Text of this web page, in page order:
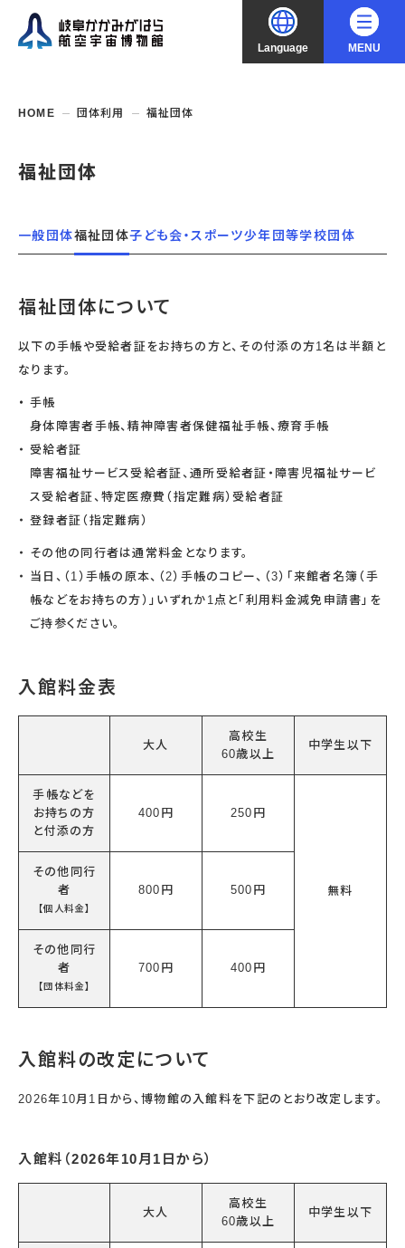
Language
中文（繁體字）
한국어
MENU
入館料
フロアガイド
開催中・開催予定の企画展
その他の展示
シアタールーム上映
操縦シミュレーション体験
教室・講座・講演
搭乗体験
ガイドツアー
イベントカレンダー
予約申し込み
これまでのイベント
博物館としての取組み
資料の収集・受贈
収蔵品検索
資料の貸出
地域との連携
レンタルそらはく
空宙博ボランティア
博物館実習
団体利用
一般団体
福祉団体
子ども会・スポーツ少年団等
学校団体
学校・教育関係
学校・教育関係の方へ
遠足・社会見学
オンライン学習
アウトリーチ
お問い合わせ
HOME 団体利用 福祉団体
福祉団体
一般団体福祉団体子ども会・スポーツ少年団等学校団体
福祉団体について
以下の手帳や受給者証をお持ちの方と、その付添の方1名は半額と
なります。
手帳
身体障害者手帳、精神障害者保健福祉手帳、療育手帳
受給者証
障害福祉サービス受給者証、通所受給者証・障害児福祉サービ
ス受給者証、特定医療費（指定難病）受給者証
登録者証（指定難病）
その他の同行者は通常料金となります。
当日、（1）手帳の原本、（2）手帳のコピー、（3）「来館者名簿（手
帳などをお持ちの方）」いずれか1点と「利用料金減免申請書」を
ご持参ください。
入館料金表
大人
高校生
60歳以上
中学生以下
手帳などを
お持ちの方
と付添の方
400円 250円
無料
その他同行
者
【個人料金】
800円 500円
その他同行
者
【団体料金】
700円 400円
入館料の改定について
2026年10月1日から、博物館の入館料を下記のとおり改定します。
入館料（2026年10月1日から）
大人
高校生
60歳以上
中学生以下